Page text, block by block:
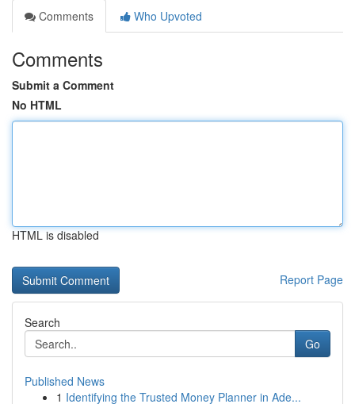
Comments
Who Upvoted
Comments
Submit a Comment
No HTML
HTML is disabled
Report Page
Search
Go
Published News
1 Identifying the Trusted Money Planner in Ade...